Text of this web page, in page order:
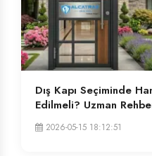
Dış Kapı Seçiminde
Edilmeli? Uzman
2026-05-15 18:12:51